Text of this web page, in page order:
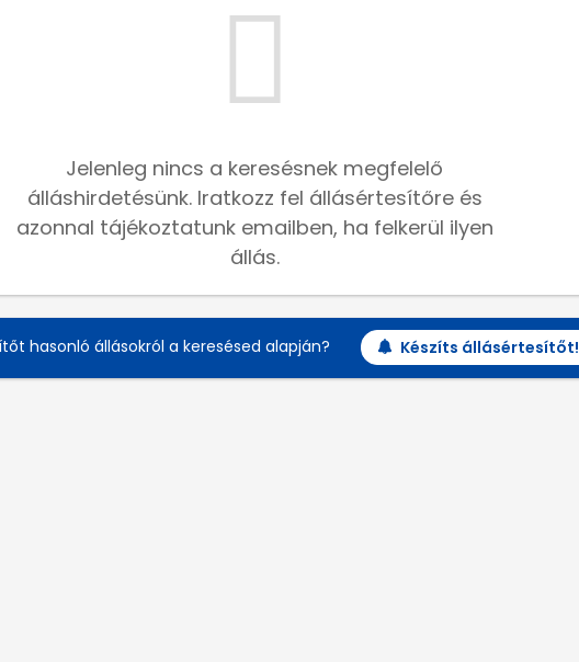
Jelenleg nincs a keresésnek megfelelő
álláshirdetésünk. Iratkozz fel állásértesítőre és
azonnal tájékoztatunk emailben, ha felkerül ilyen
állás.
hasonló állásokról a keresésed alapján? Készíts állásértesítőt!